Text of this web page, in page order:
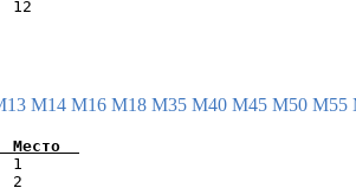
М14 М16 М18 М35 М40 М45 М50 М55
1
2